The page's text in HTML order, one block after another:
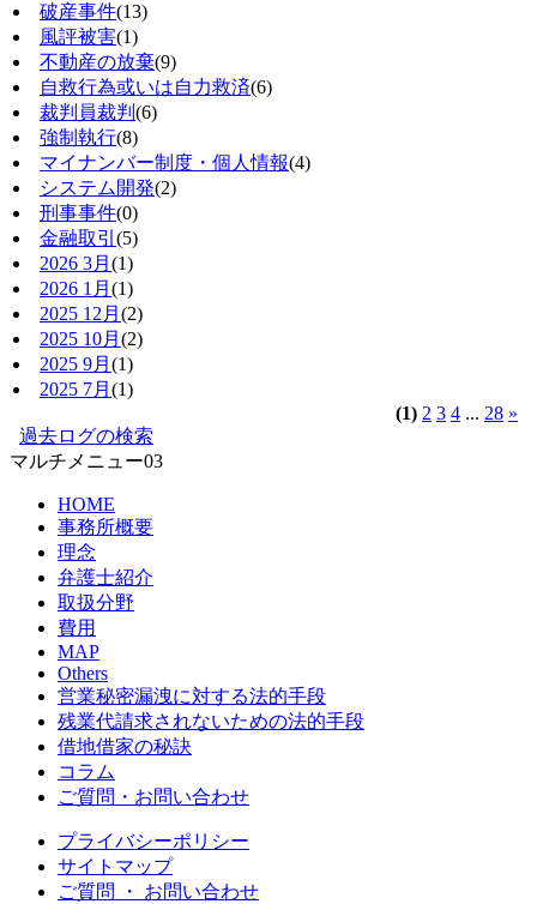
破産事件(13)
風評被害(1)
不動産の放棄(9)
自救行為或いは自力救済(6)
裁判員裁判 (6)
強制執行(8)
マイナンバー制度・個人情報(4)
システム開発(2)
刑事事件(0)
金融取引 (5)
2026 3月 (1)
2026 1月 (1)
2025 12月 (2)
2025 10月 (2)
2025 9月 (1)
2025 7月 (1)
(1) 2 3 4 ... 28 »
過去ログの検索
マルチメニュー03
HOME
事務所概要
理念
弁護士紹介
取扱分野
費用
MAP
Others
営業秘密漏洩に対する法的手段
残業代請求されないための法的手段
借地借家の秘訣
コラム
ご質問・お問い合わせ
プライバシーポリシー
サイトマップ
ご質問 ・ お問い合わせ